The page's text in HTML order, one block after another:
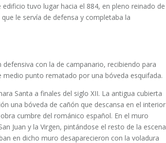
tuvo lugar hacia el 884, en pleno reinado de
le servía de defensa y completaba la
con la de campanario, recibiendo para
punto rematado por una bóveda esquifada.
Santa a finales del siglo XII. La antigua cubierta
una bóveda de cañón que descansa en el interior
cumbre del románico español. En el muro
Juan y la Virgen, pintándose el resto de la escena
en dicho muro desaparecieron con la voladura